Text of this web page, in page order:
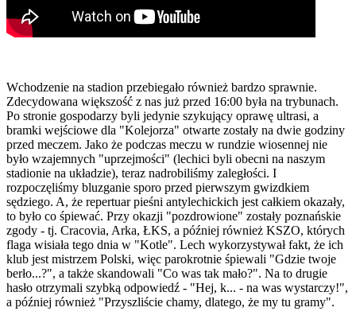
Wchodzenie na stadion przebiegało również bardzo sprawnie.
Zdecydowana większość z nas już przed 16:00 była na trybunach.
Po stronie gospodarzy byli jedynie szykujący oprawę ultrasi, a
bramki wejściowe dla "Kolejorza" otwarte zostały na dwie godziny
przed meczem. Jako że podczas meczu w rundzie wiosennej nie
było wzajemnych "uprzejmości" (lechici byli obecni na naszym
stadionie na układzie), teraz nadrobiliśmy zaległości. I
rozpoczęliśmy bluzganie sporo przed pierwszym gwizdkiem
sędziego. A, że repertuar pieśni antylechickich jest całkiem okazały,
to było co śpiewać. Przy okazji "pozdrowione" zostały poznańskie
zgody - tj. Cracovia, Arka, ŁKS, a później również KSZO, których
flaga wisiała tego dnia w "Kotle". Lech wykorzystywał fakt, że ich
klub jest mistrzem Polski, więc parokrotnie śpiewali "Gdzie twoje
berło...?", a także skandowali "Co was tak mało?". Na to drugie
hasło otrzymali szybką odpowiedź - "Hej, k... - na was wystarczy!",
a później również "Przyszliście chamy, dlatego, że my tu gramy".